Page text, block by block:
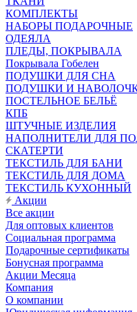
КОМПЛЕКТЫ
НАБОРЫ ПОДАРОЧНЫЕ
ОДЕЯЛА
ПЛЕДЫ, ПОКРЫВАЛА
Покрывала Гобелен
ПОДУШКИ ДЛЯ СНА
ПОДУШКИ И
ПОСТЕЛЬНОЕ БЕЛЬЁ
КПБ
ШТУЧНЫЕ ИЗДЕЛИЯ
НАПОЛНИТЕЛИ ДЛЯ
СКАТЕРТИ
ТЕКСТИЛЬ ДЛЯ БАНИ
ТЕКСТИЛЬ ДЛЯ ДОМА
ТЕКСТИЛЬ КУХОННЫЙ
Акции
Все акции
Для оптовых клиентов
Социальная программа
Подарочные сертификаты
Бонусная программа
Акции Месяца
Компания
О компании